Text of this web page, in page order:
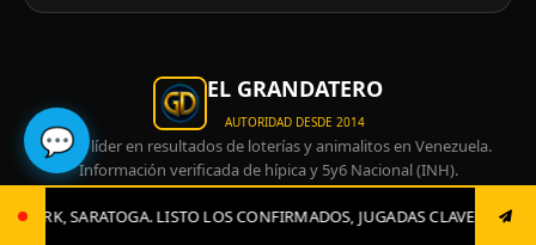
CONFIRMADOS, JUGADAS CLAVES Y EL GRAN CIERRE. 0412-764-
EL GRANDATERO
AUTORIDAD DESDE 2014
Portal líder en resultados de loterías y animalitos en Venezuela.
Información verificada de hípica y 5y6 Nacional (INH).
real:
oficial.
💬